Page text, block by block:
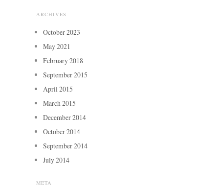
ARCHIVES
October 2023
May 2021
February 2018
September 2015
April 2015
March 2015
December 2014
October 2014
September 2014
July 2014
META